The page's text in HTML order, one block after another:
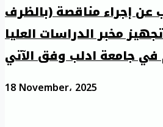
عن إجراء مناقصة (بالظرف
مخبر الدراسات العليا
18 November، 2025